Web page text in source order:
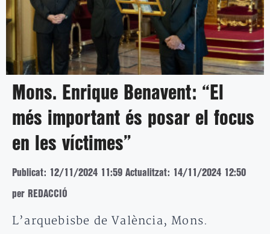
Mons. Enrique Benavent: “El
més important és posar el focus
en les víctimes”
Publicat: 12/11/2024 11:59 Actualitzat: 14/11/2024 12:50
per REDACCIÓ
L’arquebisbe de València, Mons.